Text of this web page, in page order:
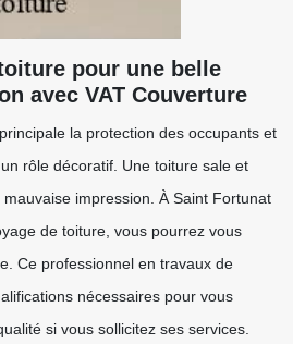
pour une belle
avec VAT Couverture
la protection des occupants et
rôle décoratif. Une toiture sale et
impression. À Saint Fortunat
de toiture, vous pourrez vous
Ce professionnel en travaux de
nécessaires pour vous
si vous sollicitez ses services.